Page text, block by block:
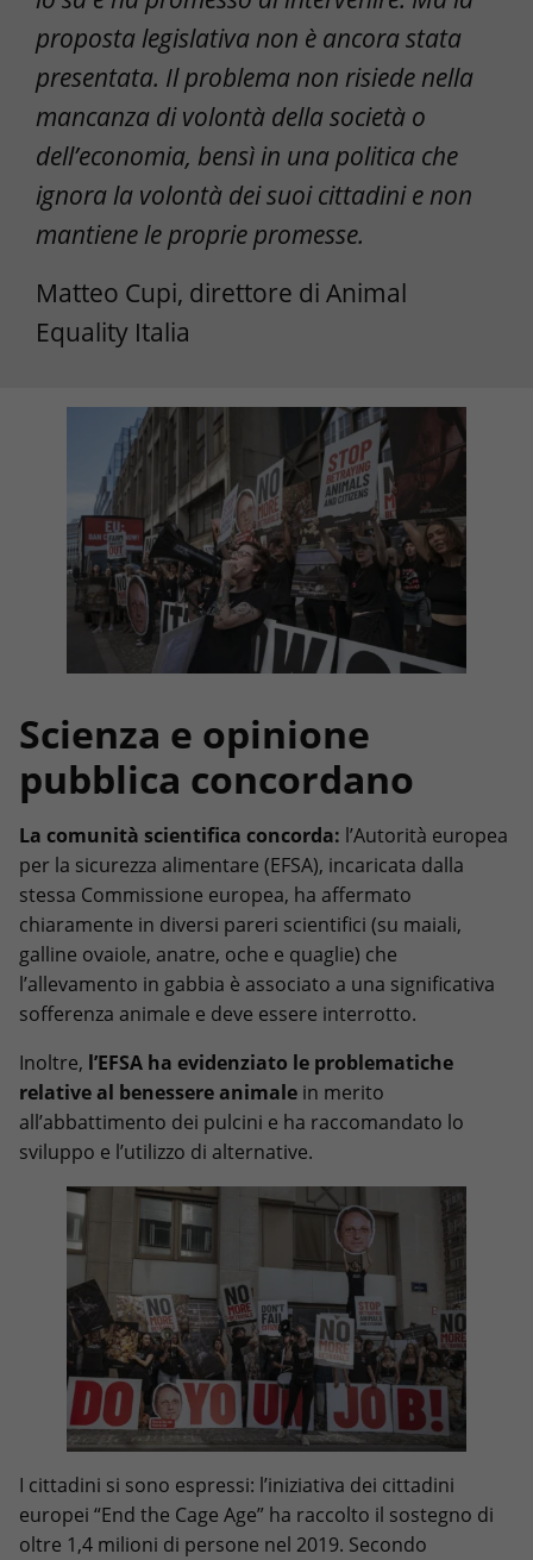
proposta legislativa non è ancora stata
presentata. Il problema non risiede nella
mancanza di volontà della società o
dell’economia, bensì in una politica che
ignora la volontà dei suoi cittadini e non
mantiene le proprie promesse.
Matteo Cupi, direttore di Animal
Equality Italia
Scienza e opinione
pubblica concordano
La comunità scientifica concorda: l’Autorità europea
per la sicurezza alimentare (EFSA), incaricata dalla
stessa Commissione europea, ha affermato
chiaramente in diversi pareri scientifici (su maiali,
galline ovaiole, anatre, oche e quaglie) che
l’allevamento in gabbia è associato a una significativa
sofferenza animale e deve essere interrotto.
Inoltre, l’EFSA ha evidenziato le problematiche
relative al benessere animale in merito
all’abbattimento dei pulcini e ha raccomandato lo
sviluppo e l’utilizzo di alternative.
I cittadini si sono espressi: l’iniziativa dei cittadini
europei “End the Cage Age” ha raccolto il sostegno di
oltre 1,4 milioni di persone nel 2019. Secondo